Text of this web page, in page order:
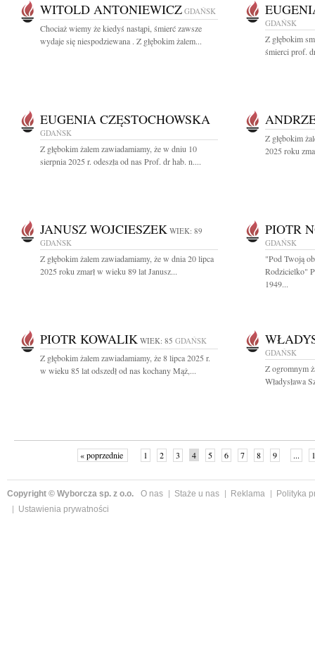
WITOLD ANTONIEWICZ GDAŃSK
Chociaż wiemy że kiedyś nastąpi, śmierć zawsze
wydaje się niespodziewana . Z głębokim żalem...
GDAŃSK
Z głębokim
śmierci prof.
EUGENIA CZĘSTOCHOWSKA
GDAŃSK
Z głębokim żalem zawiadamiamy, że w dniu 10
sierpnia 2025 r. odeszła od nas Prof. dr hab. n....
Z głębokim
2025 roku
JANUSZ WOJCIESZEK WIEK: 89
GDAŃSK
Z głębokim żalem zawiadamiamy, że w dnia 20 lipca
2025 roku zmarł w wieku 89 lat Janusz...
PIOTR
GDAŃSK
"Pod Twoją
Rodzicielko"
1949...
PIOTR KOWALIK WIEK: 85 GDAŃSK
Z głębokim żalem zawiadamiamy, że 8 lipca 2025 r.
w wieku 85 lat odszedł od nas kochany Mąż,...
GDAŃSK
Z ogromnym
Władysława
« poprzednie 1 2 3 4 5 6 7 8 9 ...
Copyright © Wyborcza sp. z o.o. O nas Staże u nas Reklama
Polityka
Ustawienia prywatności